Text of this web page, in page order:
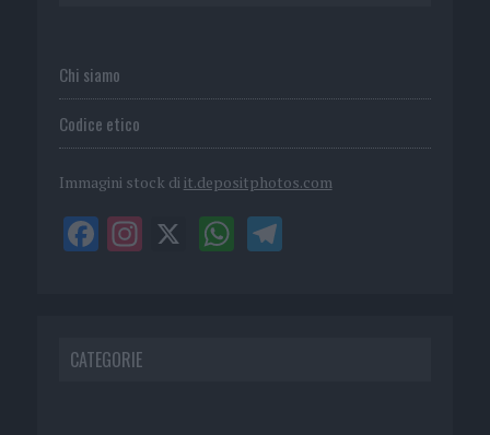
Chi siamo
Codice etico
Immagini stock di it.depositphotos.com
CATEGORIE